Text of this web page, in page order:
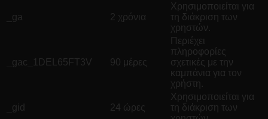
_ga 2 χρόνια
Χρησιμοποιείται για
τη διάκριση των
χρηστών.
_gac_1DEL65FT3V 90 μέρες
Περιέχει
πληροφορίες
σχετικές με την
καμπάνια για τον
χρήστη.
_gid 24 ώρες
Χρησιμοποιείται για
τη διάκριση των